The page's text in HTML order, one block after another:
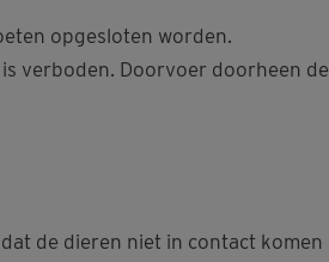
opgesloten worden.
verboden. Doorvoer doorheen de
de dieren niet in contact komen